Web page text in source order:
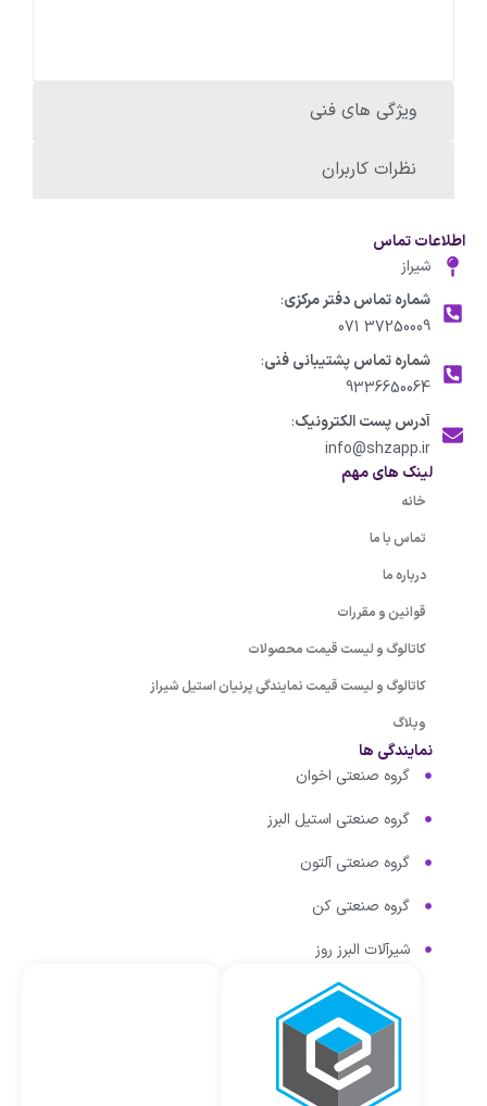
ویژگی های فنی
نظرات کاربران
اطلاعات تماس
شیراز
شماره تماس دفتر مرکزی:
37250009 071
شماره تماس پشتیبانی فنی:
9336650064
آدرس پست الکترونیک:
info@shzapp.ir
لینک های مهم
خانه
تماس با ما
درباره ما
قوانین و مقررات
کاتالوگ و لیست قیمت محصولات
کاتالوگ و لیست قیمت نمایندگی پرنیان استیل شیراز
وبلاگ
نمایندگی ها
گروه صنعتی اخوان
گروه صنعتی استیل البرز
گروه صنعتی آلتون
گروه صنعتی کن
شیرآلات البرز روز